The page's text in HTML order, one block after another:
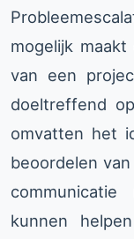
mogelijk
van een
doeltreffend
omvatten het
beoordelen
kunnen